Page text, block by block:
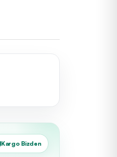
Kargo Bizden